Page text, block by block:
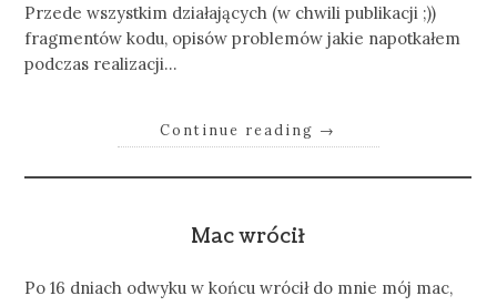
Przede wszystkim działających (w chwili publikacji ;))
fragmentów kodu, opisów problemów jakie napotkałem
podczas realizacji…
Continue reading →
Mac wrócił
Po 16 dniach odwyku w końcu wrócił do mnie mój mac,